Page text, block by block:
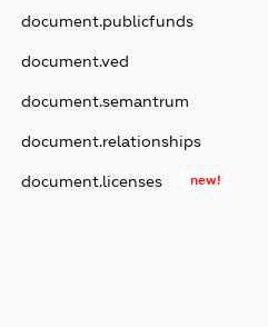
document.publicfunds
document.ved
document.semantrum
document.relationships
document.licenses new!